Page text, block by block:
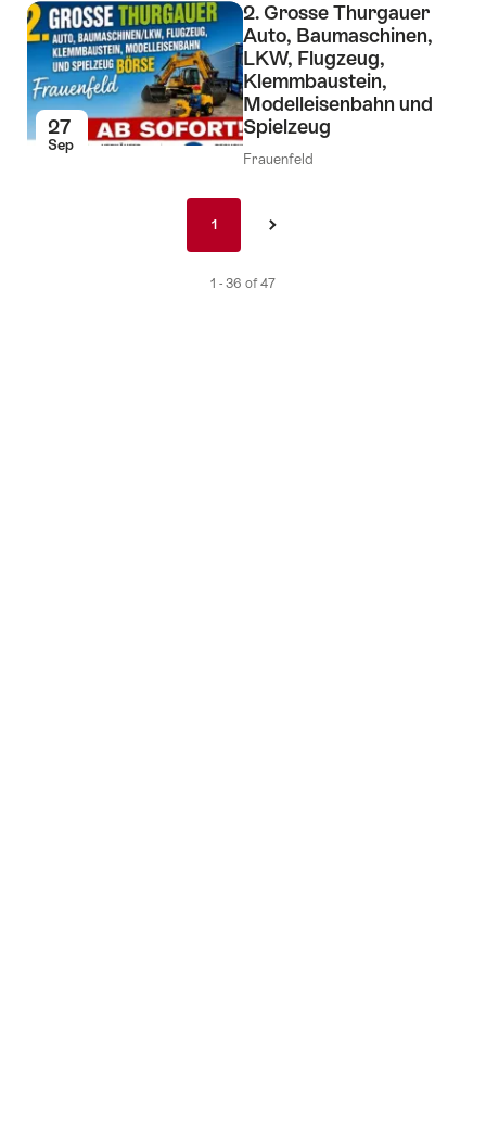
27
Sep
2. Grosse Thurgauer
Auto, Baumaschinen,
LKW, Flugzeug,
Klemmbaustein,
Modelleisenbahn und
Spielzeug
Frauenfeld
11 ›
1 - 36 of 47